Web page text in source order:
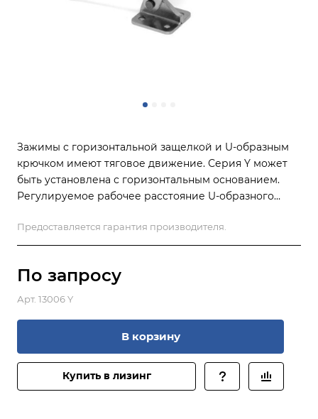
Зажимы с горизонтальной защелкой и U-образным
крючком имеют тяговое движение. Серия Y может
быть установлена ​​с горизонтальным основанием.
Регулируемое рабочее расстояние U-образного
используются для закрытия крышек и дверей
машин. в измерительных лабораториях возможно
Предоставляется гарантия производителя.
По запросу
Арт. 13006 Y
В корзину
Купить в лизинг